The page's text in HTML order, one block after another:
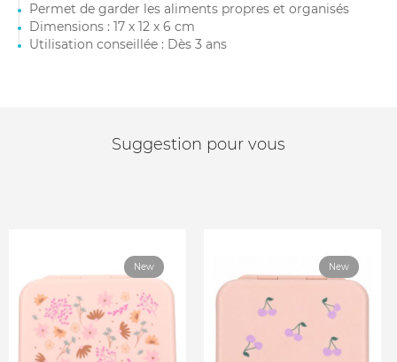
Permet de garder les aliments propres et organisés
Dimensions : 17 x 12 x 6 cm
Utilisation conseillée : Dès 3 ans
Suggestion pour vous
New New